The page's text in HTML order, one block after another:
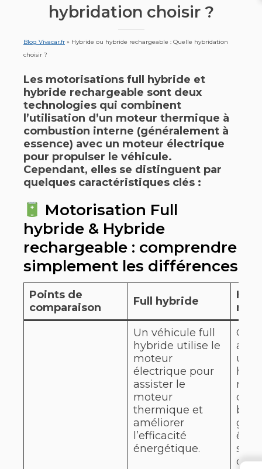
hybridation choisir ?
Blog Vivacar.fr » Hybride ou hybride rechargeable : Quelle hybridation
choisir ?
Les motorisations full hybride et
hybride rechargeable sont deux
technologies qui combinent
l’utilisation d’un moteur thermique à
combustion interne (généralement à
essence) avec un moteur électrique
pour propulser le véhicule.
Cependant, elles se distinguent par
quelques caractéristiques clés :
Motorisation Full
hybride & Hybride
rechargeable : comprendre
simplement les différences
Points de
comparaison
Full hybride
Un véhicule full
hybride utilise le
moteur
électrique pour
assister le
moteur
thermique et
améliorer
l’efficacité
énergétique.
au
un
être
sur